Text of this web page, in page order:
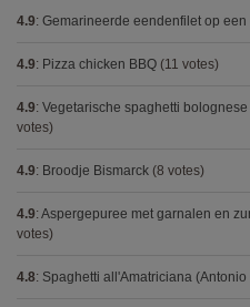
4.9: Gemarineerde eendenfilet op een
4.9: Pizza chicken BBQ (11 votes)
4.9: Vegetarische spaghetti
votes)
4.9: Broodje Bismarck (8 votes)
4.9: Aspergepuree met garnalen en
votes)
4.8: Spaghetti all'Amatriciana (Antonio